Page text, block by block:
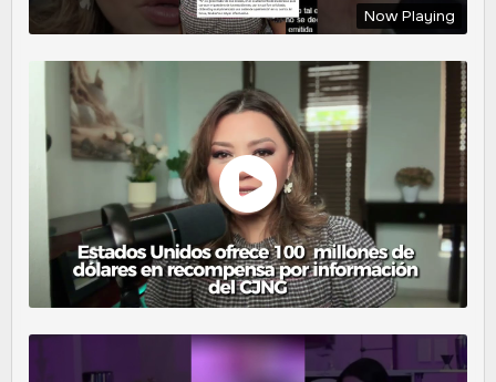
Now Playing